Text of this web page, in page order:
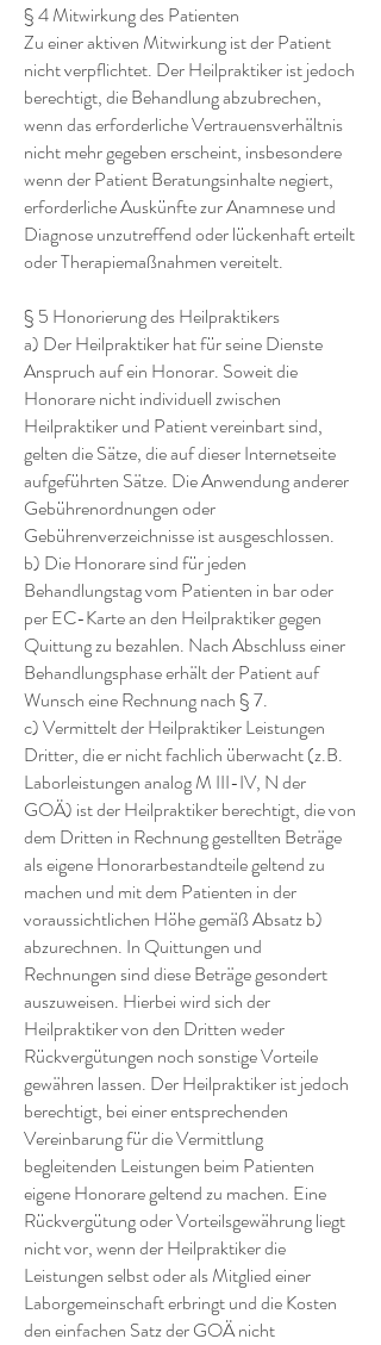
§ 4 Mitwirkung des Patienten
Zu einer aktiven Mitwirkung ist der Patient
nicht verpflichtet. Der Heilpraktiker ist jedoch
berechtigt, die Behandlung abzubrechen,
wenn das erforderliche Vertrauensverhältnis
nicht mehr gegeben erscheint, insbesondere
wenn der Patient Beratungsinhalte negiert,
erforderliche Auskünfte zur Anamnese und
Diagnose unzutreffend oder lückenhaft erteilt
oder Therapiemaßnahmen vereitelt.
§ 5 Honorierung des Heilpraktikers
a) Der Heilpraktiker hat für seine Dienste
Anspruch auf ein Honorar. Soweit die
Honorare nicht individuell zwischen
Heilpraktiker und Patient vereinbart sind,
gelten die Sätze, die auf dieser Internetseite
aufgeführten Sätze. Die Anwendung anderer
Gebührenordnungen oder
Gebührenverzeichnisse ist ausgeschlossen.
b) Die Honorare sind für jeden
Behandlungstag vom Patienten in bar oder
per EC-Karte an den Heilpraktiker gegen
Quittung zu bezahlen. Nach Abschluss einer
Behandlungsphase erhält der Patient auf
Wunsch eine Rechnung nach § 7.
c) Vermittelt der Heilpraktiker Leistungen
Dritter, die er nicht fachlich überwacht (z.B.
Laborleistungen analog M III-IV, N der
GOÄ) ist der Heilpraktiker berechtigt, die von
dem Dritten in Rechnung gestellten Beträge
als eigene Honorarbestandteile geltend zu
machen und mit dem Patienten in der
voraussichtlichen Höhe gemäß Absatz b)
abzurechnen. In Quittungen und
Rechnungen sind diese Beträge gesondert
auszuweisen. Hierbei wird sich der
Heilpraktiker von den Dritten weder
Rückvergütungen noch sonstige Vorteile
gewähren lassen. Der Heilpraktiker ist jedoch
berechtigt, bei einer entsprechenden
Vereinbarung für die Vermittlung
begleitenden Leistungen beim Patienten
eigene Honorare geltend zu machen. Eine
Rückvergütung oder Vorteilsgewährung liegt
nicht vor, wenn der Heilpraktiker die
Leistungen selbst oder als Mitglied einer
Laborgemeinschaft erbringt und die Kosten
den einfachen Satz der GOÄ nicht